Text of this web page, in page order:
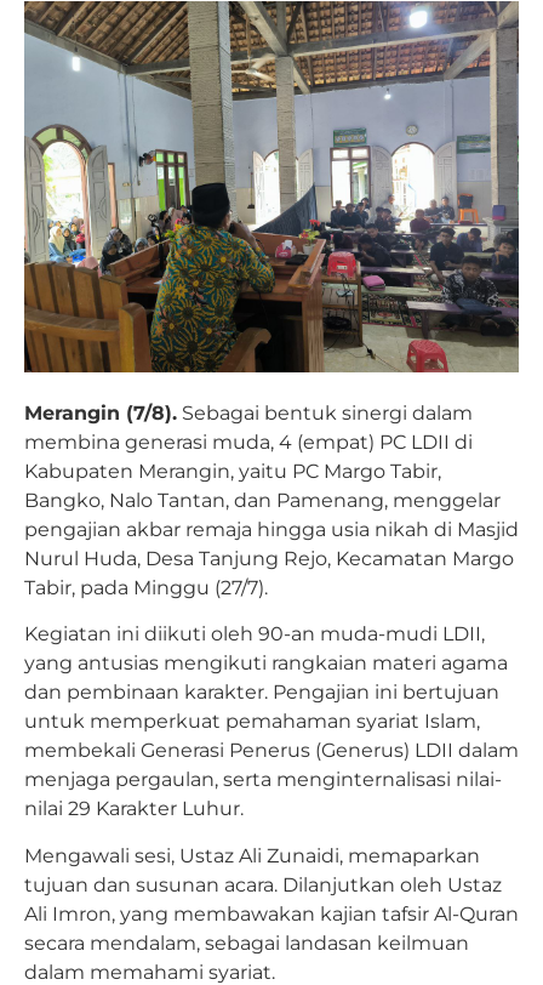
Merangin (7/8). Sebagai bentuk sinergi dalam
membina generasi muda, 4 (empat) PC LDII di
Kabupaten Merangin, yaitu PC Margo Tabir,
Bangko, Nalo Tantan, dan Pamenang, menggelar
pengajian akbar remaja hingga usia nikah di Masjid
Nurul Huda, Desa Tanjung Rejo, Kecamatan Margo
Tabir, pada Minggu (27/7).
Kegiatan ini diikuti oleh 90-an muda-mudi LDII,
yang antusias mengikuti rangkaian materi agama
dan pembinaan karakter. Pengajian ini bertujuan
untuk memperkuat pemahaman syariat Islam,
membekali Generasi Penerus (Generus) LDII dalam
menjaga pergaulan, serta menginternalisasi nilai-
nilai 29 Karakter Luhur.
Mengawali sesi, Ustaz Ali Zunaidi, memaparkan
tujuan dan susunan acara. Dilanjutkan oleh Ustaz
Ali Imron, yang membawakan kajian tafsir Al-Quran
secara mendalam, sebagai landasan keilmuan
dalam memahami syariat.